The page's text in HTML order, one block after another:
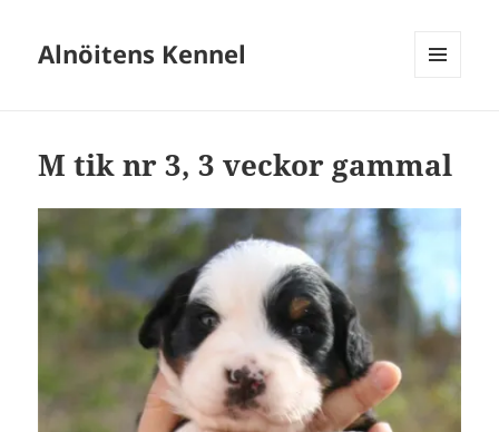
Alnöitens Kennel
M tik nr 3, 3 veckor gammal